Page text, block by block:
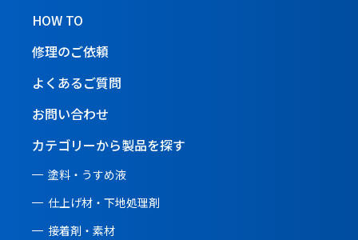
HOW TO
修理のご依頼
よくあるご質問
お問い合わせ
カテゴリーから製品を探す
塗料・うすめ液
仕上げ材・下地処理剤
接着剤・素材